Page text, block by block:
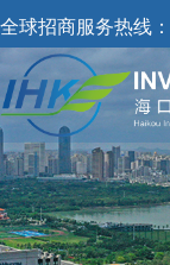
全球招商服务热线：